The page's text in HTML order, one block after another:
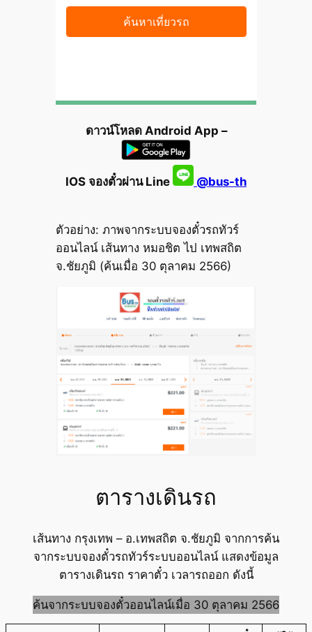
ดาวน์โหลด Android App –
IOS จองตั๋วผ่าน Line @bus-th
ตัวอย่าง: ภาพจากระบบจองตั๋วรถทัวร์
ออนไลน์ เส้นทาง หมอชิต ไป เทพสถิต
จ.ชัยภูมิ (ค้นเมื่อ 30 ตุลาคม 2566)
ตารางเดินรถ
เส้นทาง กรุงเทพ – อ.เทพสถิต จ.ชัยภูมิ จากการค้น
จากระบบจองตั๋วรถทัวร์ระบบออนไลน์ แสดงข้อมูล
ตารางเดินรถ ราคาตั๋ว เวลารถออก ดังนี้
ค้นจากระบบจองตั๋วออนไลน์เมื่อ 30 ตุลาคม 2566